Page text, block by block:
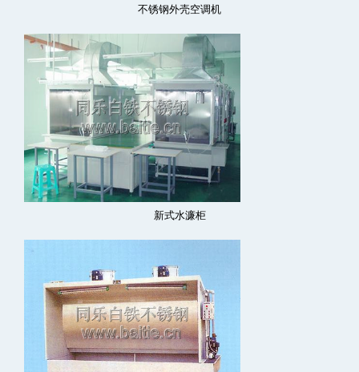
不锈钢外壳空调机
新式水濂柜